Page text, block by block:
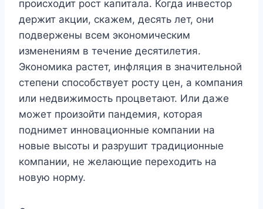
происходит рост капитала. Когда инвестор
держит акции, скажем, десять лет, они
подвержены всем экономическим
изменениям в течение десятилетия.
Экономика растет, инфляция в значительной
степени способствует росту цен, а компания
или недвижимость процветают. Или даже
может произойти пандемия, которая
поднимет инновационные компании на
новые высоты и разрушит традиционные
компании, не желающие переходить на
новую норму.